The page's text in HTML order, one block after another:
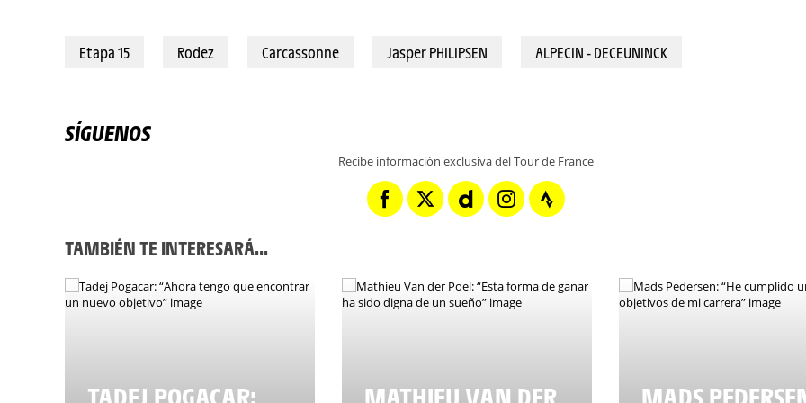
Etapa 15 Rodez Carcassonne Jasper PHILIPSEN ALPECIN - DECEUNINCK
SÍGUENOS
Recibe información exclusiva del Tour de France
TAMBIÉN TE INTERESARÁ...
TADEJ POGACAR: MATHIEU VAN DER MADS